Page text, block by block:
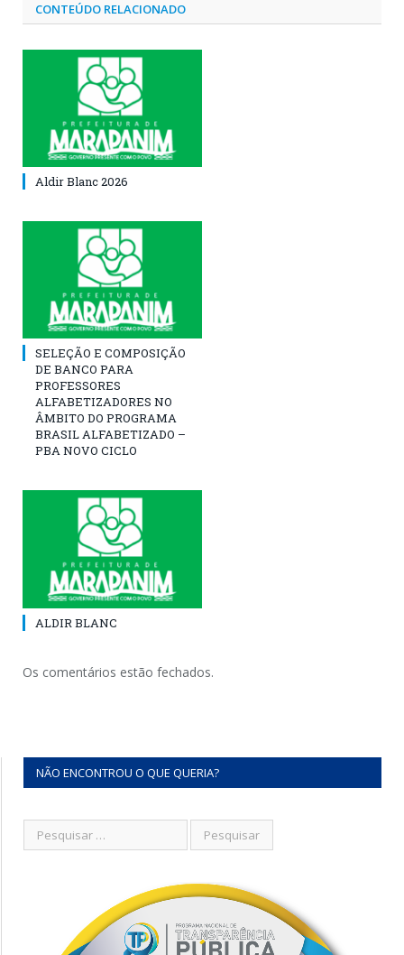
CONTEÚDO RELACIONADO
Aldir Blanc 2026
SELEÇÃO E COMPOSIÇÃO
DE BANCO PARA
PROFESSORES
ALFABETIZADORES NO
ÂMBITO DO PROGRAMA
BRASIL ALFABETIZADO –
PBA NOVO CICLO
ALDIR BLANC
Os comentários estão fechados.
NÃO ENCONTROU O QUE QUERIA?